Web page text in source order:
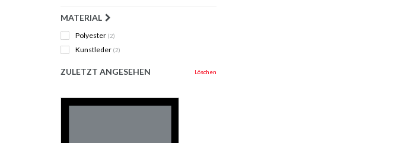
MATERIAL
Polyester (2)
Kunstleder (2)
ZULETZT ANGESEHEN Löschen